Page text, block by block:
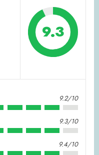
9.3
9.2/10
9.3/10
9.4/10